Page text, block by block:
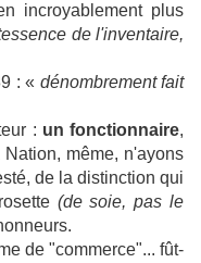
incroyablement plus
de l'inventaire,
: « dénombrement fait
: un fonctionnaire,
même, n'ayons
de la distinction qui
(de soie, pas le
de "commerce"... fût-